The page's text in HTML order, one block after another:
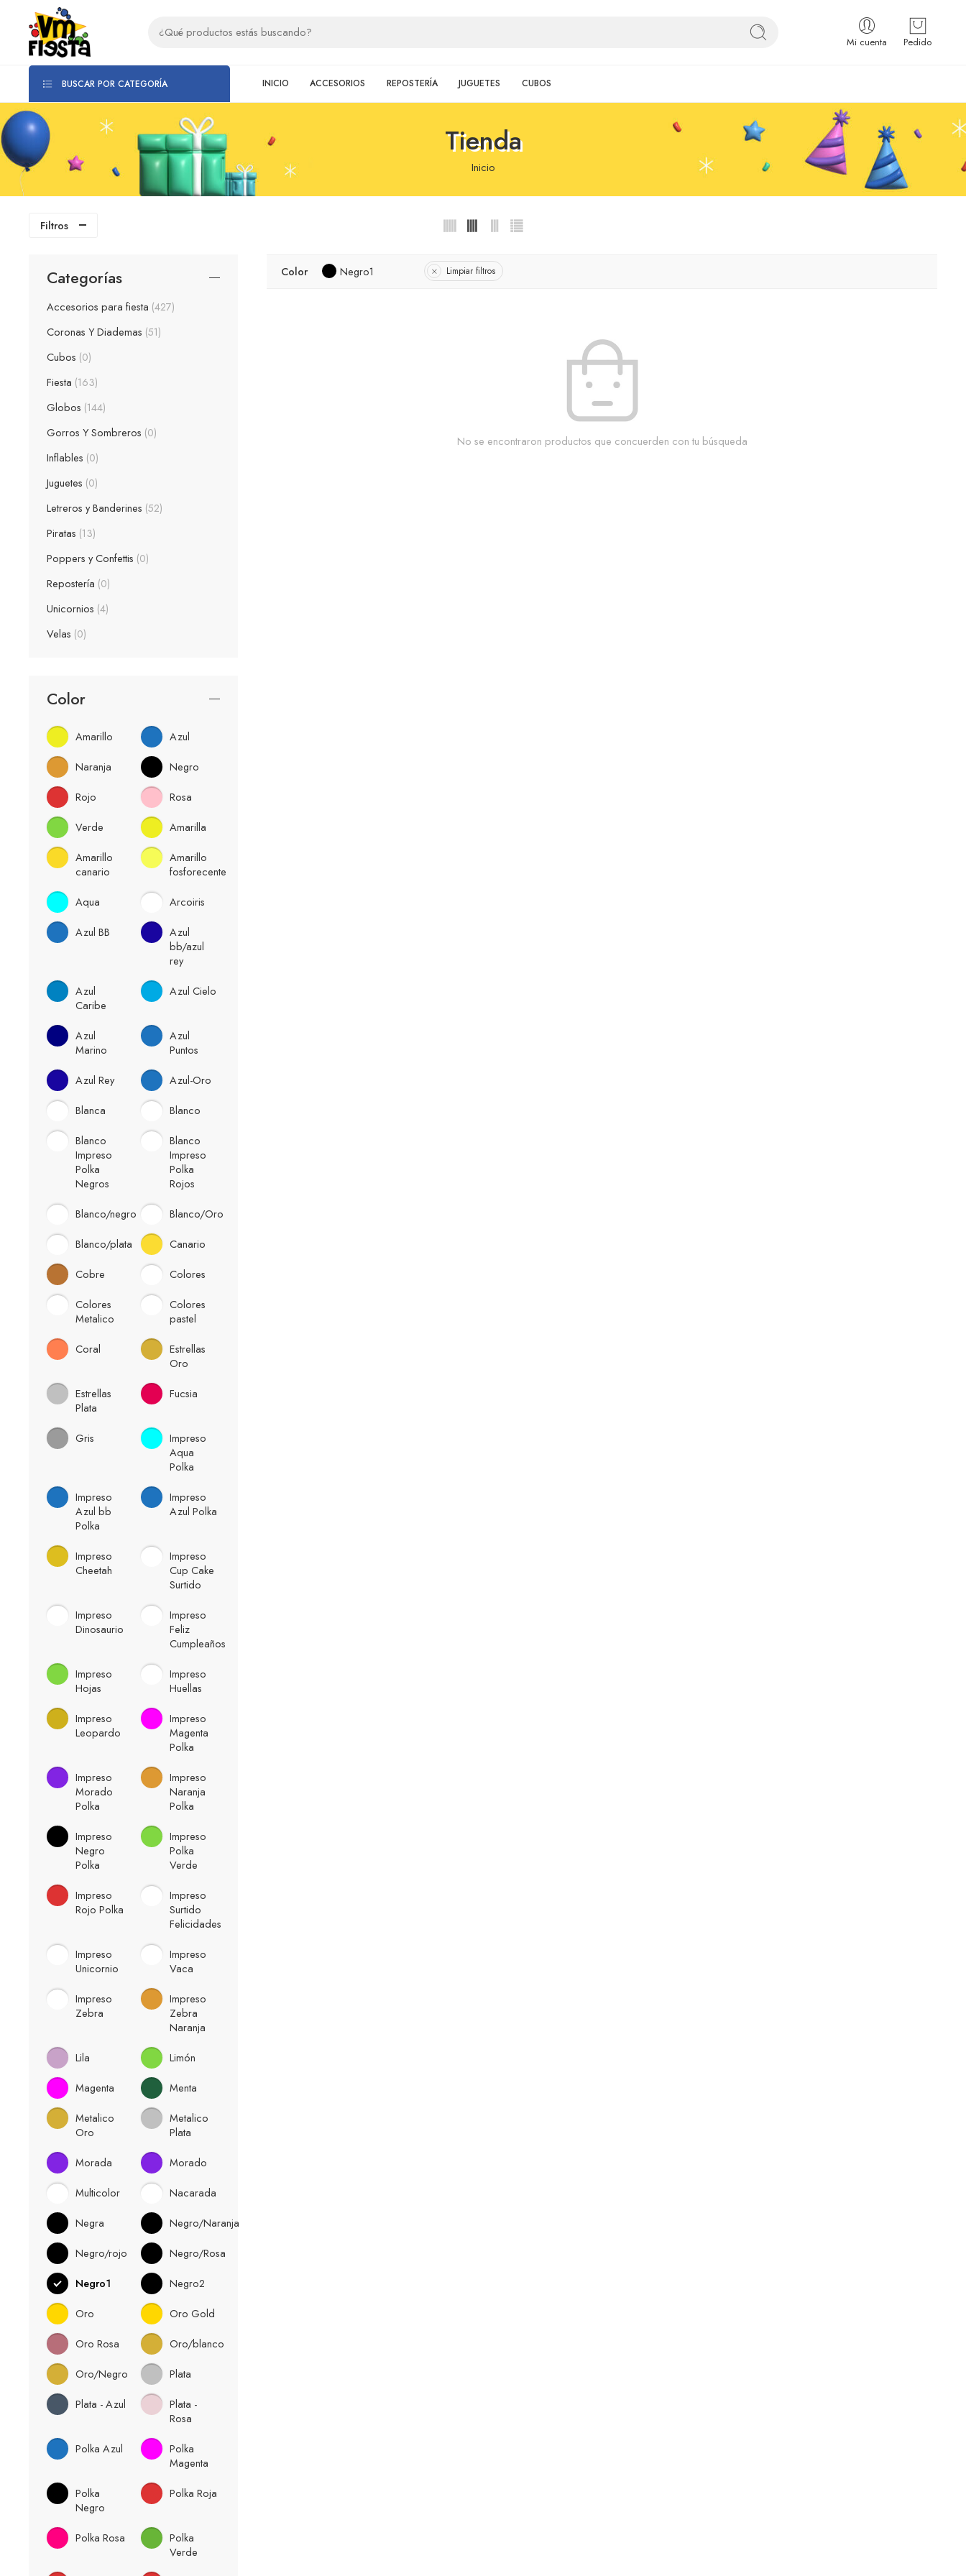
Mi cuenta Pedido
BUSCAR POR CATEGORÍA INICIO ACCESORIOS REPOSTERÍA JUGUETES CUBOS
Tienda
Inicio
Filtros
Color Negro1 Limpiar filtros
No se encontraron productos que concuerden con tu búsqueda
Categorías
Accesorios para fiesta 427
Coronas Y Diademas 51
Cubos 0
Fiesta 163
Globos 144
Gorros Y Sombreros 0
Inflables 0
Juguetes 0
Letreros y Banderines 52
Piratas 13
Poppers y Confettis 0
Repostería 0
Unicornios 4
Velas 0
Color
Amarillo
Azul
Naranja
Negro
Rojo
Rosa
Verde
Amarilla
Amarillo
canario
Amarillo
fosforecente
Aqua
Arcoiris
Azul BB
Azul
bb/azul
rey
Azul
Caribe
Azul Cielo
Azul
Marino
Azul
Puntos
Azul Rey
Azul-Oro
Blanca
Blanco
Blanco
Impreso
Polka
Negros
Blanco
Impreso
Polka
Rojos
Blanco/negro
Blanco/Oro
Blanco/plata
Canario
Cobre
Colores
Colores
Metalico
Colores
pastel
Coral
Estrellas
Oro
Estrellas
Plata
Fucsia
Gris
Impreso
Aqua
Polka
Impreso
Azul bb
Polka
Impreso
Azul Polka
Impreso
Cheetah
Impreso
Cup Cake
Surtido
Impreso
Dinosaurio
Impreso
Feliz
Cumpleaños
Impreso
Hojas
Impreso
Huellas
Impreso
Leopardo
Impreso
Magenta
Polka
Impreso
Morado
Polka
Impreso
Naranja
Polka
Impreso
Negro
Polka
Impreso
Polka
Verde
Impreso
Rojo Polka
Impreso
Surtido
Felicidades
Impreso
Unicornio
Impreso
Vaca
Impreso
Zebra
Impreso
Zebra
Naranja
Lila
Limón
Magenta
Menta
Metalico
Oro
Metalico
Plata
Morada
Morado
Multicolor
Nacarada
Negra
Negro/Naranja
Negro/rojo
Negro/Rosa
Negro1
Negro2
Oro
Oro Gold
Oro Rosa
Oro/blanco
Oro/Negro
Plata
Plata - Azul
Plata -
Rosa
Polka Azul
Polka
Magenta
Polka
Negro
Polka Roja
Polka Rosa
Polka
Verde